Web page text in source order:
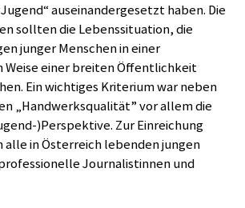
auseinandergesetzt haben. Die
sollten die Lebenssituation, die
junger Menschen in einer
einer breiten Öffentlichkeit
Ein wichtiges Kriterium war neben
„Handwerksqualität” vor allem die
)Perspektive. Zur Einreichung
alle in Österreich lebenden jungen
Journalistinnen und